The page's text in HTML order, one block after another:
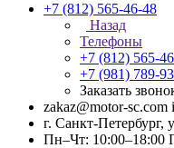
+7 (812) 565-46-48
Назад
Телефоны
+7 (812) 565-
+7 (981) 789-
Заказать
zakaz@motor-
г. Санкт-Петербург,
Пн–Чт: 10:00–18:00